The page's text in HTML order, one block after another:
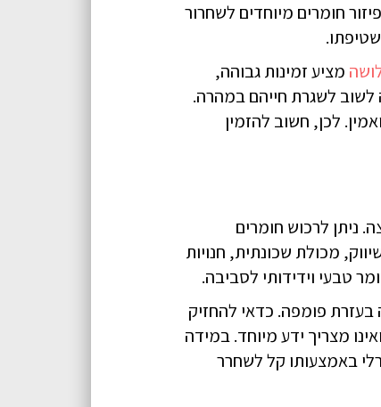
חומרים מיוחדים לשחרור
מציע זמינות גבוהה,
לשגרת חייהם במהרה.
לכן, חשוב להזמין
ניתן לרכוש חומרים
מכולת שכונתית, חנויות
טבעי וידידותי לסביבה.
פומפה. כדאי להחזיק
מצריך ידע מיוחד. במידה
באמצעותו קל לשחרר